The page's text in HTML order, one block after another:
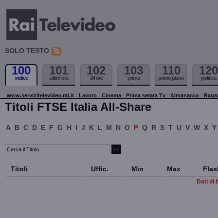
SOLO TESTO
100
indice
101
ultim'ora
102
24 ore
103
prima
110
primo piano
120
politica
www.servizitelevideo.rai.it Lavoro Cinema Prima serata Tv Almanacco
Titoli FTSE Italia All-Share
A B C D E F G H I J K L M N O P Q R S T U V W X Y
Titoli Uffic. Min Max
Dati di